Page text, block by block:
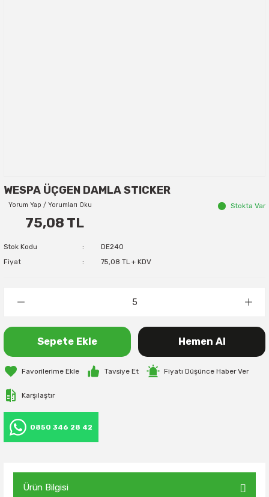
WESPA ÜÇGEN DAMLA STICKER
Yorum Yap / Yorumları Oku Stokta Var
75,08 TL
Stok Kodu
DE240
Fiyat
75,08 TL + KDV
Sepete Ekle Hemen Al
Tavsiye Et Fiyatı Düşünce Haber Ver
Karşılaştır
0850 346 28 42
Ürün Bilgisi